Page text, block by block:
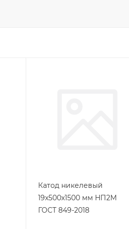
Катод никелевый
19х500х1500 мм НП2М
ГОСТ 849-2018